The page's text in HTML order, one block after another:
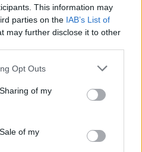
This information may
parties on the IAB’s List of
may further disclose it to other
Opt Outs
of my
of my
μετά τις πυρκαγιές
πριν από τις
και προορισμούς υπό
των πληρωμών